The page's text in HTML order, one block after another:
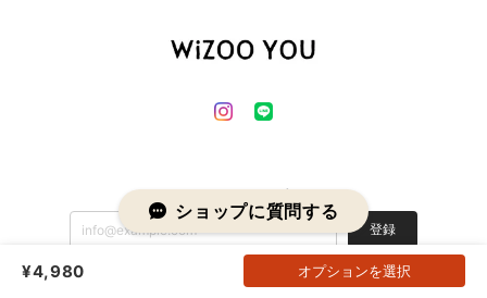
登録
¥4,980 オプションを選択
ショップに質問する